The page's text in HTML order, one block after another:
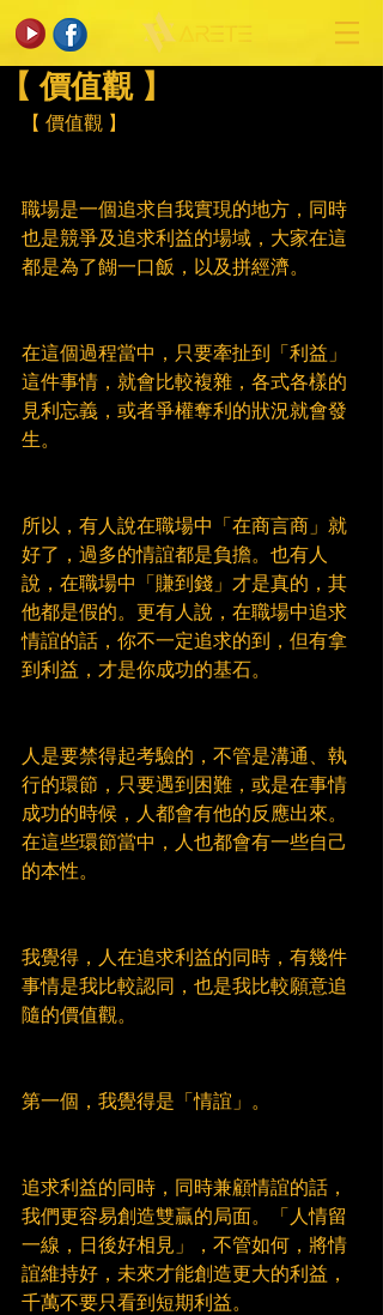
【 價值觀 】
【 價值觀 】
職場是一個追求自我實現的地方，同時
也是競爭及追求利益的場域，大家在這
都是為了餬一口飯，以及拼經濟。
在這個過程當中，只要牽扯到「利益」
這件事情，就會比較複雜，各式各樣的
見利忘義，或者爭權奪利的狀況就會發
生。
所以，有人說在職場中「在商言商」就
好了，過多的情誼都是負擔。也有人
說，在職場中「賺到錢」才是真的，其
他都是假的。更有人說，在職場中追求
情誼的話，你不一定追求的到，但有拿
到利益，才是你成功的基石。
人是要禁得起考驗的，不管是溝通、執
行的環節，只要遇到困難，或是在事情
成功的時候，人都會有他的反應出來。
在這些環節當中，人也都會有一些自己
的本性。
我覺得，人在追求利益的同時，有幾件
事情是我比較認同，也是我比較願意追
隨的價值觀。
第一個，我覺得是「情誼」。
追求利益的同時，同時兼顧情誼的話，
我們更容易創造雙贏的局面。「人情留
一線，日後好相見」，不管如何，將情
誼維持好，未來才能創造更大的利益，
千萬不要只看到短期利益。